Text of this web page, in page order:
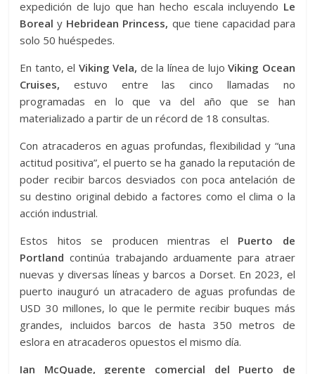
expedición de lujo que han hecho escala incluyendo Le
Boreal y Hebridean Princess, que tiene capacidad para
solo 50 huéspedes.
En tanto, el Viking Vela, de la línea de lujo Viking Ocean
Cruises, estuvo entre las cinco llamadas no
programadas en lo que va del año que se han
materializado a partir de un récord de 18 consultas.
Con atracaderos en aguas profundas, flexibilidad y “una
actitud positiva”, el puerto se ha ganado la reputación de
poder recibir barcos desviados con poca antelación de
su destino original debido a factores como el clima o la
acción industrial.
Estos hitos se producen mientras el Puerto de
Portland continúa trabajando arduamente para atraer
nuevas y diversas líneas y barcos a Dorset. En 2023, el
puerto inauguró un atracadero de aguas profundas de
USD 30 millones, lo que le permite recibir buques más
grandes, incluidos barcos de hasta 350 metros de
eslora en atracaderos opuestos el mismo día.
Ian McQuade, gerente comercial del Puerto de